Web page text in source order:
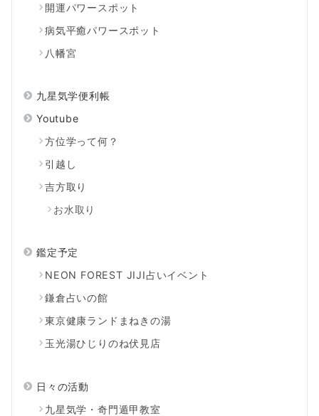
開運パワースポット
病気平癒パワースポット
八幡宮
九星気学便利帳
Youtube
方位学って何？
引越し
吉方取り
お水取り
鑑定予定
NEON FOREST JIJI占いイベント
鎌倉占いの館
東京健康ランドまねきの湯
玉光湯ひじりのね伏見店
日々の活動
九星気学・奇門遁甲教室